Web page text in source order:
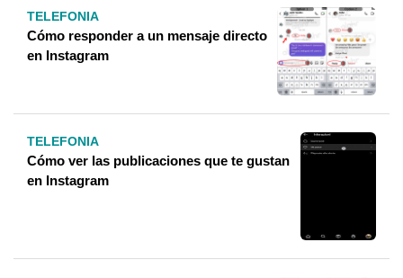
TELEFONIA
Cómo responder a un mensaje directo
en Instagram
TELEFONIA
Cómo ver las publicaciones que te gustan
en Instagram